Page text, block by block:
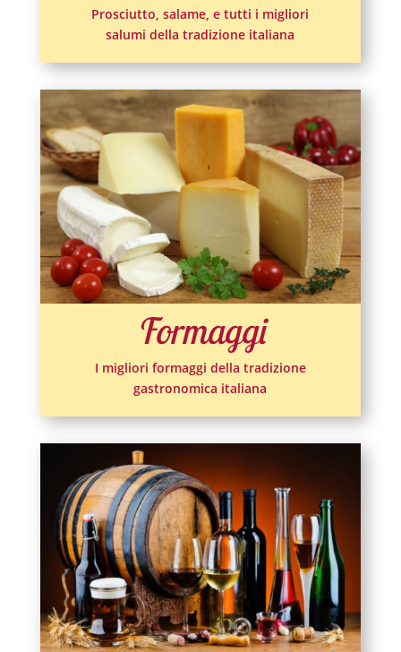
Prosciutto, salame, e tutti i migliori
salumi della tradizione italiana
Formaggi
I migliori formaggi della tradizione
gastronomica italiana